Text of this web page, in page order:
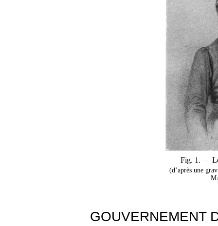
Fig. 1. —
(d’après une
GOUVERNEMENT